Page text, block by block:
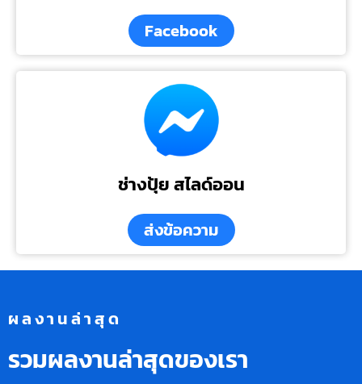
Facebook
ช่างปุ้ย สไลด์ออน
ส่งข้อความ
ผลงานล่าสุด
รวมผลงานล่าสุดของเรา